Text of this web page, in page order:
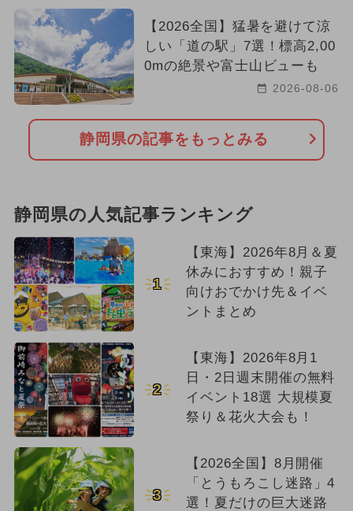
【2026全国】猛暑を避けて涼
しい「道の駅」7選！標高2,00
0mの絶景や富士山ビューも
2026-08-06
静岡県の記事をもっとみる
静岡県の人気記事ランキング
1
【東海】2026年8月＆夏
休みにおすすめ！親子
向けおでかけ先＆イベ
ントまとめ
2
【東海】2026年8月1
日・2日週末開催の無料
イベント18選 大規模夏
祭り＆花火大会も！
3
【2026全国】8月開催
「とうもろこし迷路」4
選！夏だけの巨大迷路